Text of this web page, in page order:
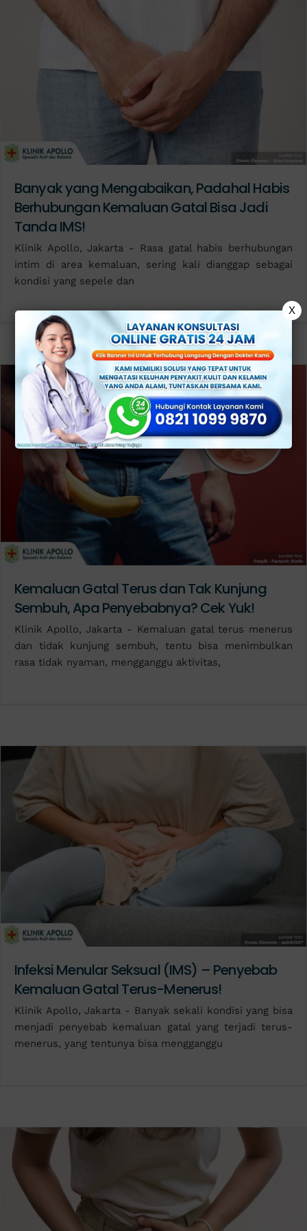
Banyak yang Mengabaikan, Padahal Habis
Berhubungan Kemaluan Gatal Bisa Jadi
Tanda IMS!
Klinik Apollo, Jakarta - Rasa gatal habis berhubungan
intim di area kemaluan, sering kali dianggap sebagai
kondisi yang sepele dan
Kemaluan Gatal Terus dan Tak Kunjung
Sembuh, Apa Penyebabnya? Cek Yuk!
Klinik Apollo, Jakarta - Kemaluan gatal terus menerus
dan tidak kunjung sembuh, tentu bisa menimbulkan
rasa tidak nyaman, mengganggu aktivitas,
Infeksi Menular Seksual (IMS) – Penyebab
Kemaluan Gatal Terus-Menerus!
Klinik Apollo, Jakarta - Banyak sekali kondisi yang bisa
menjadi penyebab kemaluan gatal yang terjadi terus-
menerus, yang tentunya bisa mengganggu
X